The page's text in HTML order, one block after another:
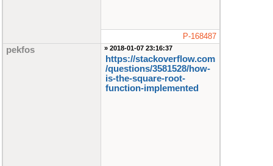
P-168487
pekfos » 2018-01-07 23:16:37
https://stackoverflow.com​
/questions/3581528​/how-
is-the-square-root-
function-implemented